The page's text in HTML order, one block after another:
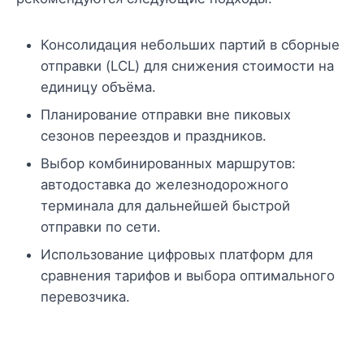
Консолидация небольших партий в сборные
отправки (LCL) для снижения стоимости на
единицу объёма.
Планирование отправки вне пиковых
сезонов переездов и праздников.
Выбор комбинированных маршрутов:
автодоставка до железнодорожного
терминала для дальнейшей быстрой
отправки по сети.
Использование цифровых платформ для
сравнения тарифов и выбора оптимального
перевозчика.